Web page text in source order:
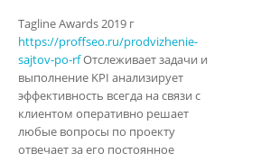
Tagline Awards 2019 г
https://proffseo.ru/prodvizhenie-
sajtov-po-rfОтслеживает задачи и
выполнение KPI анализирует
эффективность всегда на связи с
клиентом оперативно решает
любые вопросы по проекту
отвечает за его постоянное